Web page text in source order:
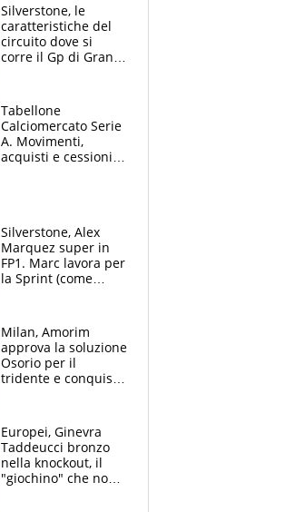
Silverstone, le
caratteristiche del
circuito dove si
corre il Gp di Gran
Tabellone
Calciomercato Serie
A. Movimenti,
acquisti e cessioni:
Silverstone, Alex
Marquez super in
FP1. Marc lavora per
la Sprint (come
Milan, Amorim
approva la soluzione
Osorio per il
tridente e conquista
Allegri
Europei, Ginevra
Taddeucci bronzo
nella knockout, il
"giochino" che non